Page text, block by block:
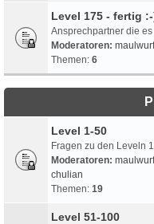
Level 175 - fertig
Ansprechpartner die
Moderatoren:
Themen: 6
Level 1-50
Fragen zu den Leveln
Moderatoren:
chulian
Themen: 19
Level 51-100